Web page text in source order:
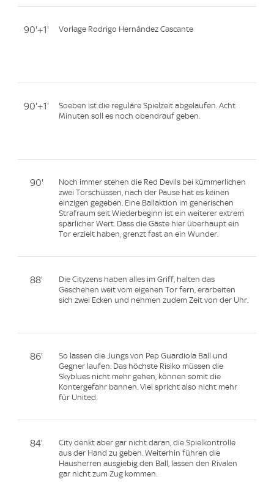
90'+1' Vorlage Rodrigo Hernández Cascante
90'+1'
Soeben ist die reguläre Spielzeit abgelaufen. Acht
Minuten soll es noch obendrauf geben.
90'
Noch immer stehen die Red Devils bei kümmerlichen
zwei Torschüssen, nach der Pause hat es keinen
einzigen gegeben. Eine Ballaktion im generischen
Strafraum seit Wiederbeginn ist ein weiterer extrem
spärlicher Wert. Dass die Gäste hier überhaupt ein
Tor erzielt haben, grenzt fast an ein Wunder.
88'
Die Cityzens haben alles im Griff, halten das
Geschehen weit vom eigenen Tor fern, erarbeiten
sich zwei Ecken und nehmen zudem Zeit von der Uhr.
86'
So lassen die Jungs von Pep Guardiola Ball und
Gegner laufen. Das höchste Risiko müssen die
Skyblues nicht mehr gehen, können somit die
Kontergefahr bannen. Viel spricht also nicht mehr
für United.
84'
City denkt aber gar nicht daran, die Spielkontrolle
aus der Hand zu geben. Weiterhin führen die
Hausherren ausgiebig den Ball, lassen den Rivalen
gar nicht zum Zug kommen.